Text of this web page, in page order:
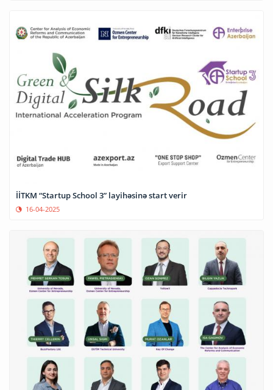
İİTKM “Startup School 3” layihəsinə start verir
16-04-2025